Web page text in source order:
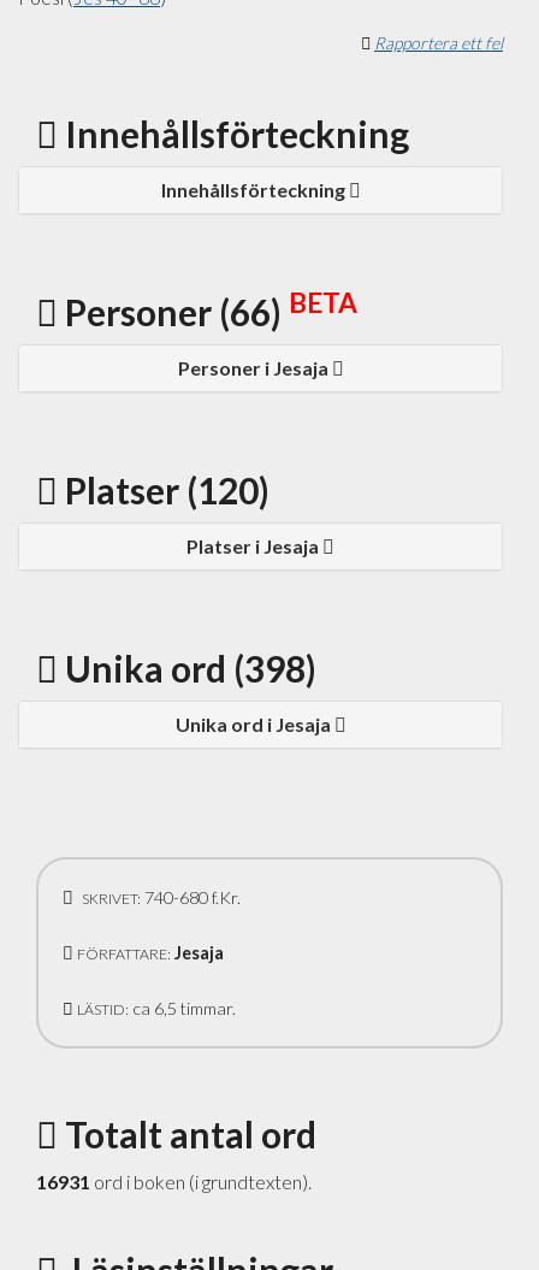
Rapportera ett fel
Innehållsförteckning
Innehållsförteckning
Personer (66) BETA
Personer i Jesaja
Platser (120)
Platser i Jesaja
Unika ord (398)
Unika ord i Jesaja
SKRIVET: 740-680 f.Kr.
FÖRFATTARE: Jesaja
LÄSTID: ca 6,5 timmar.
Totalt antal ord
16931 ord i boken (i grundtexten).